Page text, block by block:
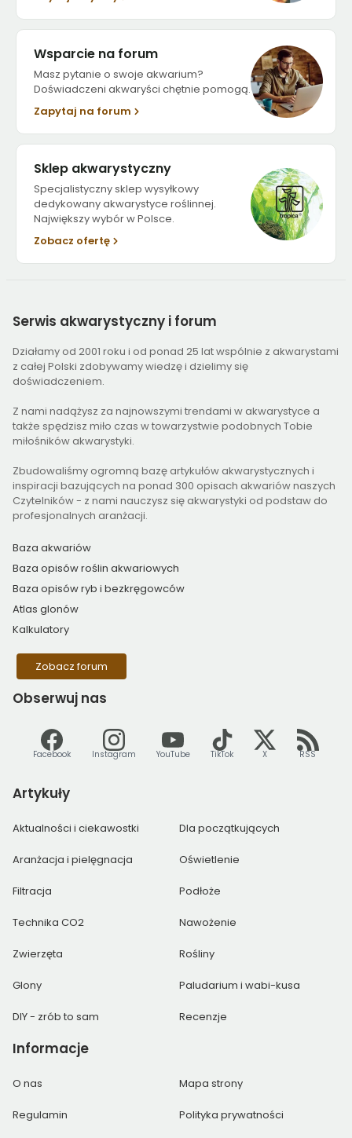
Wsparcie na forum
Masz pytanie o swoje akwarium?
Doświadczeni akwaryści chętnie pomogą.
Zapytaj na forum
Sklep akwarystyczny
Specjalistyczny sklep wysyłkowy
dedykowany akwarystyce roślinnej.
Największy wybór w Polsce.
Zobacz ofertę
Serwis akwarystyczny i forum
Działamy od 2001 roku i od ponad 25 lat wspólnie z akwarystami
z całej Polski zdobywamy wiedzę i dzielimy się
doświadczeniem.
Z nami nadążysz za najnowszymi trendami w akwarystyce a
także spędzisz miło czas w towarzystwie podobnych Tobie
miłośników akwarystyki.
Zbudowaliśmy ogromną bazę artykułów akwarystycznych i
inspiracji bazujących na ponad 300 opisach akwariów naszych
Czytelników - z nami nauczysz się akwarystyki od podstaw do
profesjonalnych aranżacji.
Baza akwariów
Baza opisów roślin akwariowych
Baza opisów ryb i bezkręgowców
Atlas glonów
Kalkulatory
Zobacz forum
Obserwuj nas
Facebook Instagram YouTube TikTok X RSS
Artykuły
Aktualności i ciekawostki Dla początkujących
Aranżacja i pielęgnacja Oświetlenie
Filtracja Podłoże
Technika CO2 Nawożenie
Zwierzęta Rośliny
Glony Paludarium i wabi-kusa
DIY - zrób to sam Recenzje
Informacje
O nas Mapa strony
Regulamin Polityka prywatności